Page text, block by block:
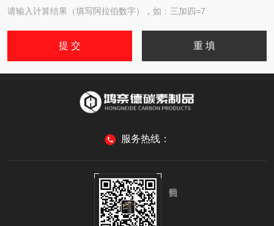
请输入计算结果（填写阿拉伯数字），如：三加四=7
服务热线：